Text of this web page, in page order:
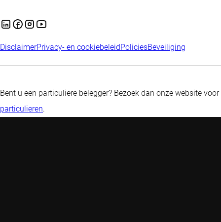
DisclaimerPrivacy- en cookiebeleid PoliciesBeveiliging
Bent u een particuliere belegger? Bezoek dan onze website voor
particulieren.